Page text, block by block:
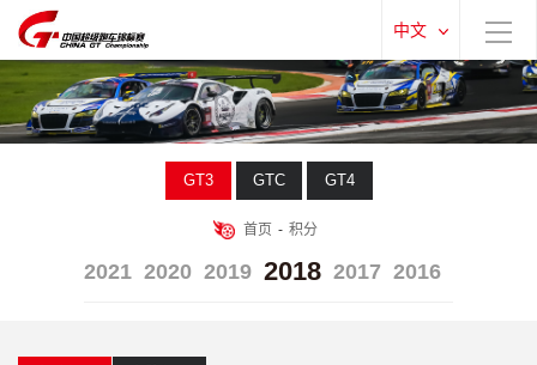
中文
GT3 GTC GT4
首页 - 积分
2021 2020 2019 2018 2017 2016